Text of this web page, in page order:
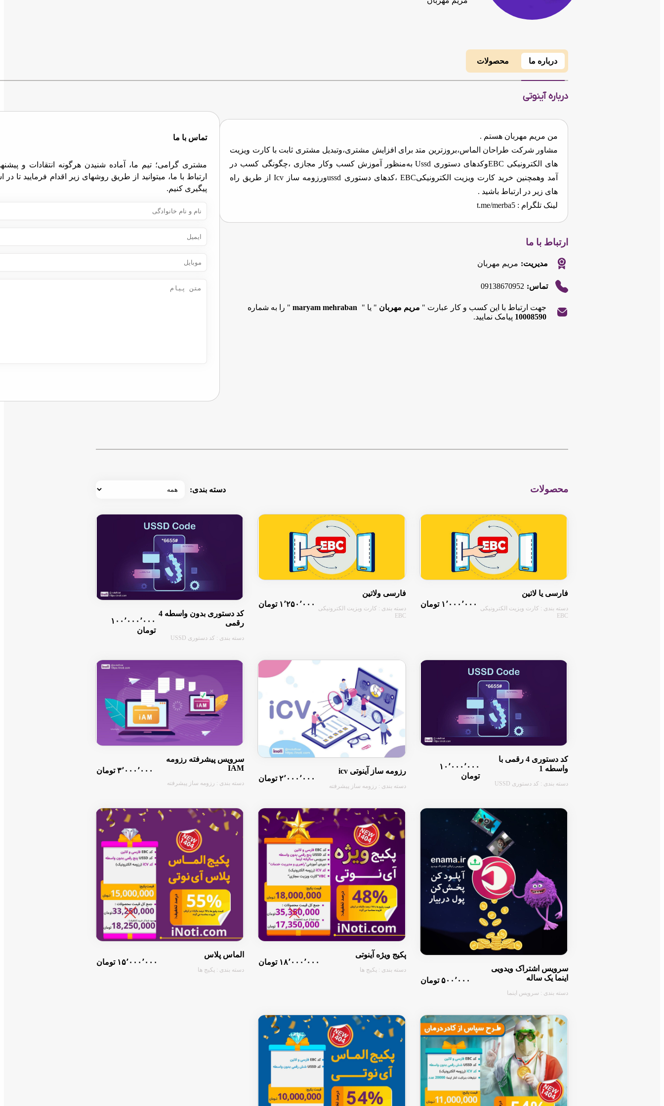
درباره ما محصولات
درباره آینوتی
من مریم مهربان هستم .
مشاور شرکت طراحان الماس،بروزترین متد برای افزایش مشتری،وتبدیل مشتری ثابت با کارت ویزیت
های الکترونیکی EBCوکدهای دستوری Ussd به‌منظور آموزش کسب وکار مجازی ،چگونگی کسب در
آمد وهمچنین خرید کارت ویزیت الکترونیکیEBC ،کدهای دستوری ussdورزومه ساز Icv از طریق راه
های زیر در ارتباط باشید .
لینک تلگرام : t.me/merba5
ارتباط با ما
مدیریت: مریم مهربان
تماس: 09138670952
جهت ارتباط با این کسب و کار عبارت " مریم مهربان " یا " maryam mehraban" را به شماره
10008590 پیامک نمایید.
Leaflet
©
OpenStreetMap
تماس با ما
مشتری گرامی؛ تیم ما، آماده شنیدن هرگونه انتقادات و
ارتباط با ما، میتوانید از طریق روشهای زیر اقدام فرمایید تا
پیگیری کنیم.
محصولات دسته بندی:
فارسی یا لاتین
دسته بندی : کارت ویزیت الکترونیکی
EBC
۱٬۰۰۰٬۰۰۰ تومان
فارسی ولاتین
دسته بندی : کارت ویزیت الکترونیکی
EBC
۱٬۲۵۰٬۰۰۰ تومان
کد دستوری بدون واسطه 4
رقمی
دسته بندی : کد دستوری USSD
۱۰۰٬۰۰۰٬۰۰۰
تومان
کد دستوری 4 رقمی با
واسطه 1
دسته بندی : کد دستوری USSD
۱۰٬۰۰۰٬۰۰۰
تومان
رزومه ساز آینوتی icv
دسته بندی : رزومه ساز پیشرفته
۲٬۰۰۰٬۰۰۰ تومان
سرویس پیشرفته رزومه
IAM
دسته بندی : رزومه ساز پیشرفته
۳٬۰۰۰٬۰۰۰ تومان
سرویس اشتراک ویدویی
اینما یک ساله
دسته بندی : سرویس اینما
۵۰۰٬۰۰۰ تومان
پکیج ویژه آینوتی
دسته بندی : پکیج ها
۱۸٬۰۰۰٬۰۰۰ تومان
الماس پلاس
دسته بندی : پکیج ها
۱۵٬۰۰۰٬۰۰۰ تومان